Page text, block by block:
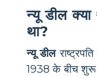
न्यू डील क्या
था?
न्यू डील
1938 के बीच शुरू